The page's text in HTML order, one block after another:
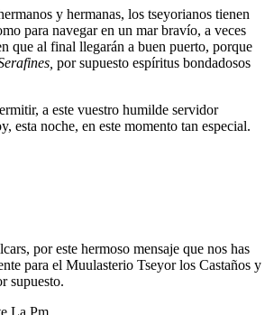
y hermanas, los tseyorianos tienen
para navegar en un mar bravío, a veces
que al final llegarán a buen puerto, porque
por supuesto espíritus bondadosos
a este vuestro humilde servidor
esta noche, en este momento tan especial.
por este hermoso mensaje que nos has
para el Muulasterio Tseyor los Castaños y
supuesto.
La Pm